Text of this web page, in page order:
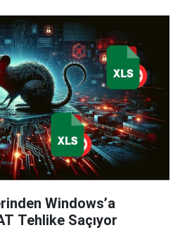
Windows’a
Tehlike Saçıyor